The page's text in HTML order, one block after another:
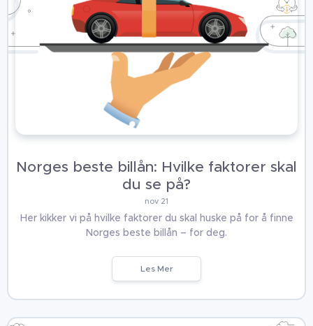
Norges beste billån: Hvilke faktorer skal
du se på?
nov 21
Her kikker vi på hvilke faktorer du skal huske på for å finne
Norges beste billån – for deg.
Les Mer